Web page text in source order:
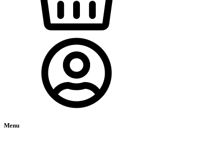
Menu